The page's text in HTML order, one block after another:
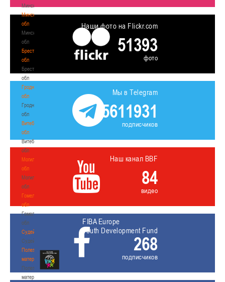
Минск
Минская
обл
Минская
обл
Брестская
обл
Брестская
обл
Гродненская
обл
Гродненская
обл
Витебская
обл
Витебская
обл
Могилевская
обл
Могилевская
обл
Гомельская
обл
Гомельская
обл
Судейство
Судейство
Полезные
материалы
Полезные
материалы
Наши фото на Flickr.com
51393
фото
Мы в Telegram
5611931
подписчиков
Наш канал BBF
84
видео
FIBA Europe
Youth Development Fund
268
подписчиков